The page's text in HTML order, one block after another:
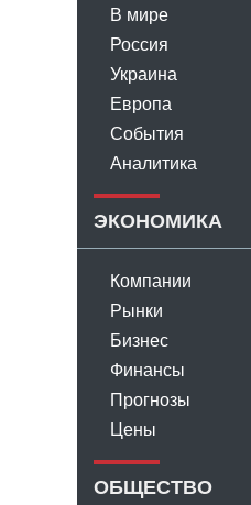
В мире
Россия
Украина
Европа
События
Аналитика
ЭКОНОМИКА
Компании
Рынки
Бизнес
Финансы
Прогнозы
Цены
ОБЩЕСТВО